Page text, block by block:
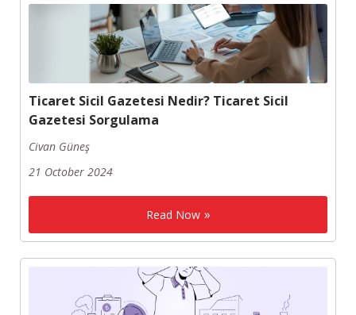
Ticaret Sicil Gazetesi Nedir? Ticaret Sicil
Gazetesi Sorgulama
Civan Güneş
21 October 2024
Read Now